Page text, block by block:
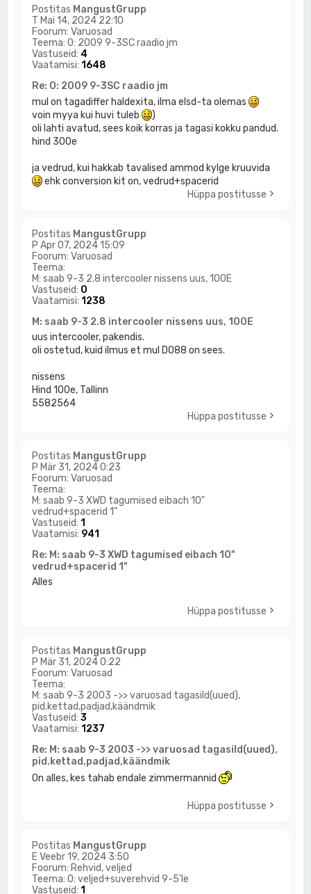
Postitas MangustGrupp
T Mai 14, 2024 22:10
Foorum:Varuosad
Teema:O: 2009 9-3SC raadio jm
Vastuseid: 4
Vaatamisi:1648
Re: O: 2009 9-3SC raadio jm
mul on tagadiffer haldexita, ilma elsd-ta olemas
voin myya kui huvi tuleb
)
oli lahti avatud, sees koik korras ja tagasi kokku pandud.
hind 300e
ja vedrud, kui hakkab tavalised ammod kylge kruuvida
ehk conversion kit on, vedrud+spacerid
Hüppa postitusse
Postitas MangustGrupp
P Apr 07, 2024 15:09
Foorum:Varuosad
Teema:
M: saab 9-3 2.8 intercooler nissens uus, 100E
Vastuseid: 0
Vaatamisi:1238
M: saab 9-3 2.8 intercooler nissens uus, 100E
uus intercooler, pakendis.
oli ostetud, kuid ilmus et mul DO88 on sees.
nissens
Hind 100e, Tallinn
5582564
Hüppa postitusse
Postitas MangustGrupp
P Mär 31, 2024 0:23
Foorum:Varuosad
Teema:
M: saab 9-3 XWD tagumised eibach 10"
vedrud+spacerid 1"
Vastuseid:1
Vaatamisi: 941
Re: M: saab 9-3 XWD tagumised eibach 10"
vedrud+spacerid 1"
Alles
Hüppa postitusse
Postitas MangustGrupp
P Mär 31, 2024 0:22
Foorum:Varuosad
Teema:
M: saab 9-3 2003 ->> varuosad tagasild(uued),
pid.kettad,padjad,käändmik
Vastuseid:3
Vaatamisi:1237
Re: M: saab 9-3 2003 ->> varuosad tagasild(uued),
pid.kettad,padjad,käändmik
On alles, kes tahab endale zimmermannid
Hüppa postitusse
Postitas MangustGrupp
E Veebr 19, 2024 3:50
Foorum: Rehvid, veljed
Teema:O: veljed+suverehvid 9-5'le
Vastuseid:1